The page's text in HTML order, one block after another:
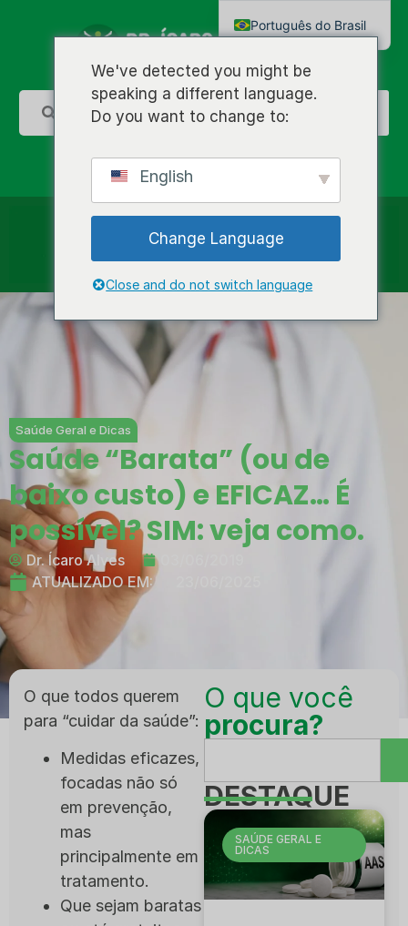
Saúde Geral e Dicas
Saúde “Barata” (ou de
baixo custo) e EFICAZ… É
possível? SIM: veja como.
Dr. Ícaro Alves
ATUALIZADO EM:
O que todos querem
para “cuidar da saúde”:
Medidas eficazes,
focadas não só
em prevenção,
mas
principalmente em
tratamento.
Que sejam baratas
O que você
procura?
DESTAQUE
SAÚDE GERAL E
DICAS
We've detected you might be
speaking a different language.
Do you want to change to:
English
Change Language
Close and do not switch language
Português do Brasil